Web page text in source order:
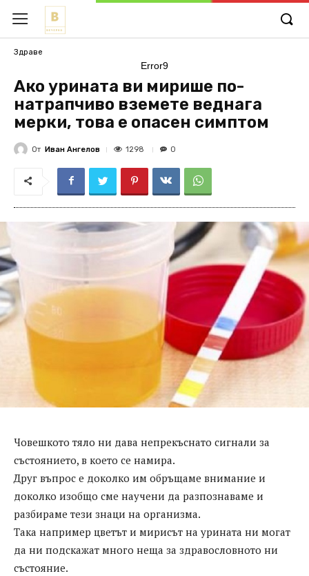
Здраве
Error9
Ако урината ви мирише по-
натрапчиво вземете веднага
мерки, това е опасен симптом
От Иван Ангелов 1298 0
Човешкото тяло ни дава непрекъснато сигнали за
състоянието, в което се намира.
Друг въпрос е доколко им обръщаме внимание и
доколко изобщо сме научени да разпознаваме и
разбираме тези знаци на организма.
Така например цветът и мирисът на урината ни могат
да ни подскажат много неща за здравословното ни
състояние.